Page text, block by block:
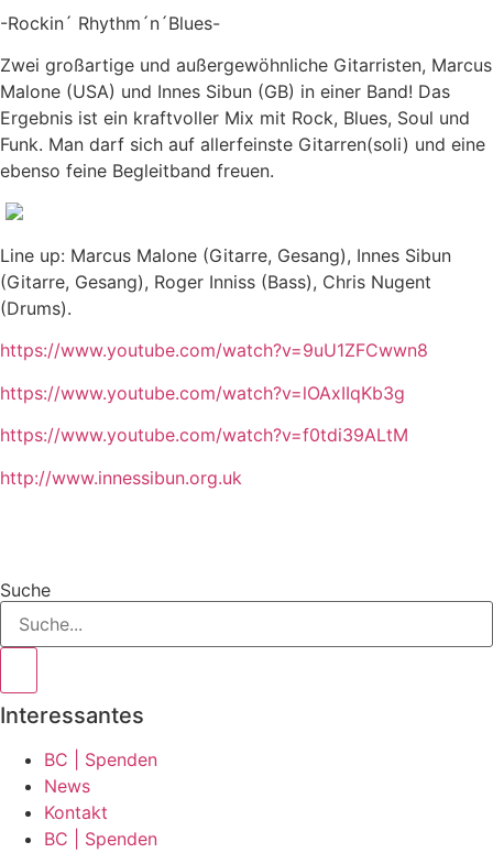
-Rockin´ Rhythm´n´Blues-
Zwei großartige und außergewöhnliche Gitarristen, Marcus
Malone (USA) und Innes Sibun (GB) in einer Band! Das
Ergebnis ist ein kraftvoller Mix mit Rock, Blues, Soul und
Funk. Man darf sich auf allerfeinste Gitarren(soli) und eine
ebenso feine Begleitband freuen.
Line up: Marcus Malone (Gitarre, Gesang), Innes Sibun
(Gitarre, Gesang), Roger Inniss (Bass), Chris Nugent
(Drums).
https://www.youtube.com/watch?v=9uU1ZFCwwn8
https://www.youtube.com/watch?v=lOAxIIqKb3g
https://www.youtube.com/watch?v=f0tdi39ALtM
http://www.innessibun.org.uk
Suche
Interessantes
BC | Spenden
News
Kontakt
BC | Spenden